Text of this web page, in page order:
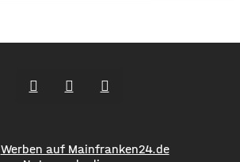
Werben auf Mainfranken24.de